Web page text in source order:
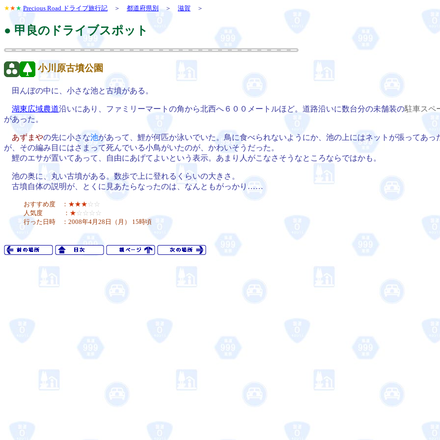
★★★ Precious Road ドライブ旅行記 ＞ 都道府県別＞ 滋賀 ＞
● 甲良のドライブスポット
小川原古墳公園
田んぼの中に、小さな池と古墳がある。
湖東広域農道沿いにあり、ファミリーマートの角から北西へ６００メートルほど。道路沿いに数台分の未舗装の駐車スペ
があった。
あずまやの先に小さな池があって、鯉が何匹か泳いでいた。鳥に食べられないようにか、池の上にはネットが張ってあっ
が、その編み目にはさまって死んでいる小鳥がいたのが、かわいそうだった。
鯉のエサが置いてあって、自由にあげてよいという表示。あまり人がこなさそうなところならではかも。
池の奥に、丸い古墳がある。数歩で上に登れるくらいの大きさ。
古墳自体の説明が、とくに見あたらなったのは、なんともがっかり……
おすすめ度 ： ★★★☆☆
人気度 ： ★☆☆☆☆
行った日時 ：2008年4月28日（月） 15時頃